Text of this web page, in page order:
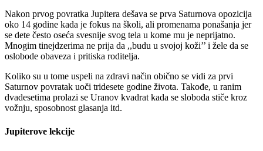
Nakon prvog povratka Jupitera dešava se prva Saturnova opozicija
oko 14 godine kada je fokus na školi, ali promenama ponašanja jer
se dete često oseća svesnije svog tela u kome mu je neprijatno.
Mnogim tinejdzerima ne prija da ,,budu u svojoj koži’’ i žele da se
oslobode obaveza i pritiska roditelja.
Koliko su u tome uspeli na zdravi način obično se vidi za prvi
Saturnov povratak uoči tridesete godine života. Takođe, u ranim
dvadesetima prolazi se Uranov kvadrat kada se sloboda stiče kroz
vožnju, sposobnost glasanja itd.
Jupiterove lekcije